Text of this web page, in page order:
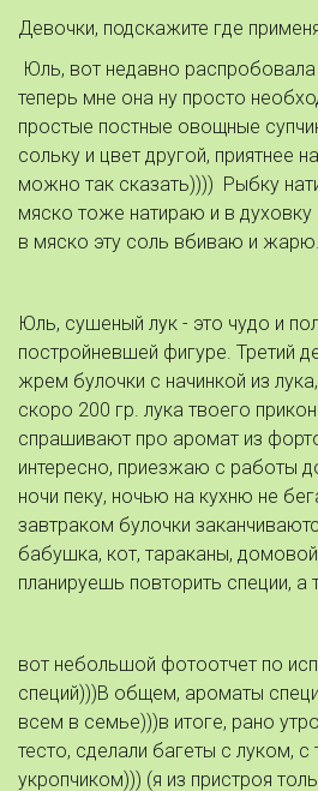
Девочки, подскажите где
Юль, вот недавно
теперь мне она ну просто
простые постные овощные
сольку и цвет другой, приятнее
можно так сказать)))) Рыбку
мяско тоже натираю и в духовку
в мяско эту соль вбиваю и жарю.
Юль, сушеный лук - это чудо и
постройневшей фигуре. Третий
жрем булочки с начинкой из
скоро 200 гр. лука твоего
спрашивают про аромат из
интересно, приезжаю с работы
ночи пеку, ночью на кухню не
завтраком булочки
бабушка, кот, тараканы,
планируешь повторить специи, а
вот небольшой фотоотчет по
специй)))В общем, ароматы
всем в семье)))в итоге, рано
тесто, сделали багеты с луком,
укропчиком))) (я из пристроя